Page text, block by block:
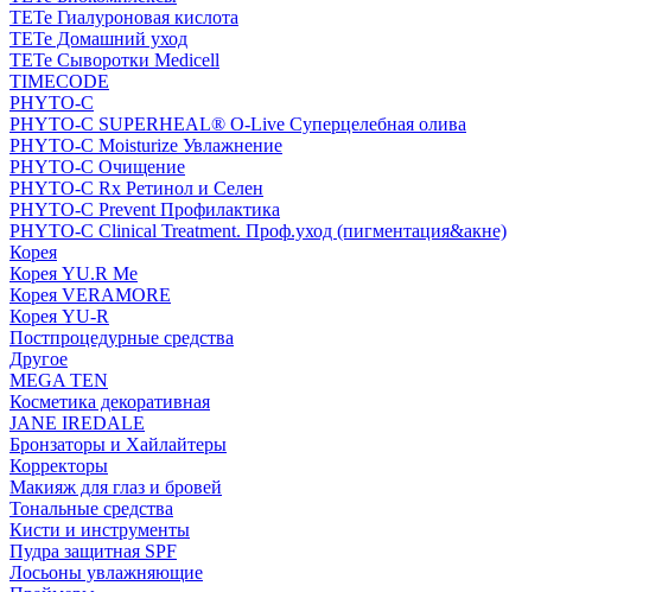
TETe Гиалуроновая кислота
TETe Домашний уход
TETe Сыворотки Medicell
TIMECODE
PHYTO-C
PHYTO-C SUPERHEAL® O-Live Суперцелебная олива
PHYTO-C Moisturize Увлажнение
PHYTO-C Очищение
PHYTO-C Rx Ретинол и Селен
PHYTO-C Prevent Профилактика
PHYTO-C Clinical Treatment. Проф.уход (пигментация&акне)
Корея
Корея YU.R Me
Корея VERAMORE
Корея YU-R
Постпроцедурные средства
Другое
MEGA TEN
Косметика декоративная
JANE IREDALE
Бронзаторы и Хайлайтеры
Корректоры
Макияж для глаз и бровей
Тональные средства
Кисти и инструменты
Пудра защитная SPF
Лосьоны увлажняющие